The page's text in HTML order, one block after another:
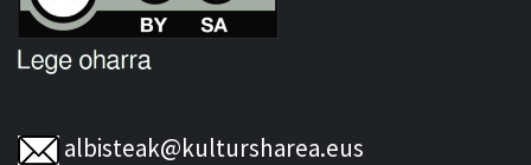
albisteak@kultursharea.eus